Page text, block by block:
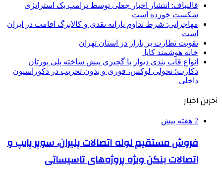
قالیباف: انتشار اخبار جعلی توسط ترامپ یک استراتژی
شکست خورده است
مهاجرانی: شرط تداوم یارانه نقدی و کالابرگ اقامت در ایران
است
تقویت نظارت بر بازار در استان تهران
خانه هوشمند کایا
انواع قاب بندی دیوار با گچبری پیش ساخته پلی یورتان
دکارت؛ تحولی لوکس، فوری و بدون تخریب در دکوراسیون
داخلی
آخرین اخبار
2 هفته پیش
فروش مستقیم لوله اتصالات پلیران، سوپر پایپ و
اتصالات بنکن ویژه پروژه‌های تاسیساتی